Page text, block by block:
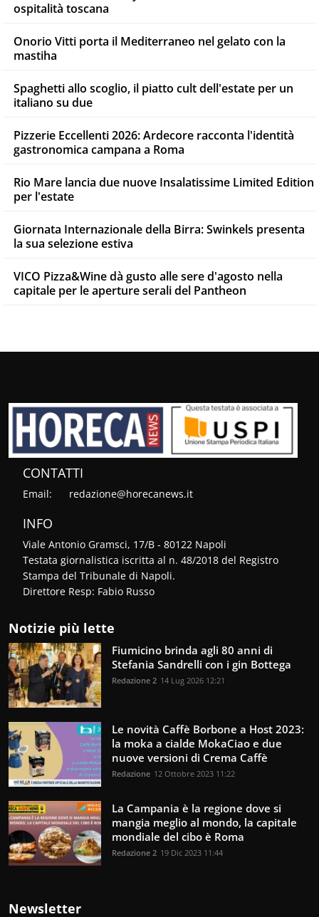
ospitalità toscana
Onorio Vitti porta il Mediterraneo nel gelato con la
mastiha
Spaghetti allo scoglio, il piatto cult dell'estate per un
italiano su due
Pizzerie Eccellenti 2026: Ardecore racconta l'identità
gastronomica campana a Roma
Rio Mare lancia due nuove Insalatissime Limited Edition
per l'estate
Giornata Internazionale della Birra: Swinkels presenta
la sua selezione estiva
VICO Pizza&Wine dà gusto alle sere d'agosto nella
capitale per le aperture serali del Pantheon
CONTATTI
Email: redazione@horecanews.it
INFO
Viale Antonio Gramsci, 17/B - 80122 Napoli
Testata giornalistica iscritta al n. 48/2018 del Registro
Stampa del Tribunale di Napoli.
Direttore Resp: Fabio Russo
Notizie più lette
Fiumicino brinda agli 80 anni di
Stefania Sandrelli con i gin Bottega
Redazione 2 14 Lug 2026 12:21
Le novità Caffè Borbone a Host 2023:
la moka a cialde MokaCiao e due
nuove versioni di Crema Caffè
Redazione 12 Ottobre 2023 11:22
La Campania è la regione dove si
mangia meglio al mondo, la capitale
mondiale del cibo è Roma
Redazione 2 19 Dic 2023 11:44
Newsletter